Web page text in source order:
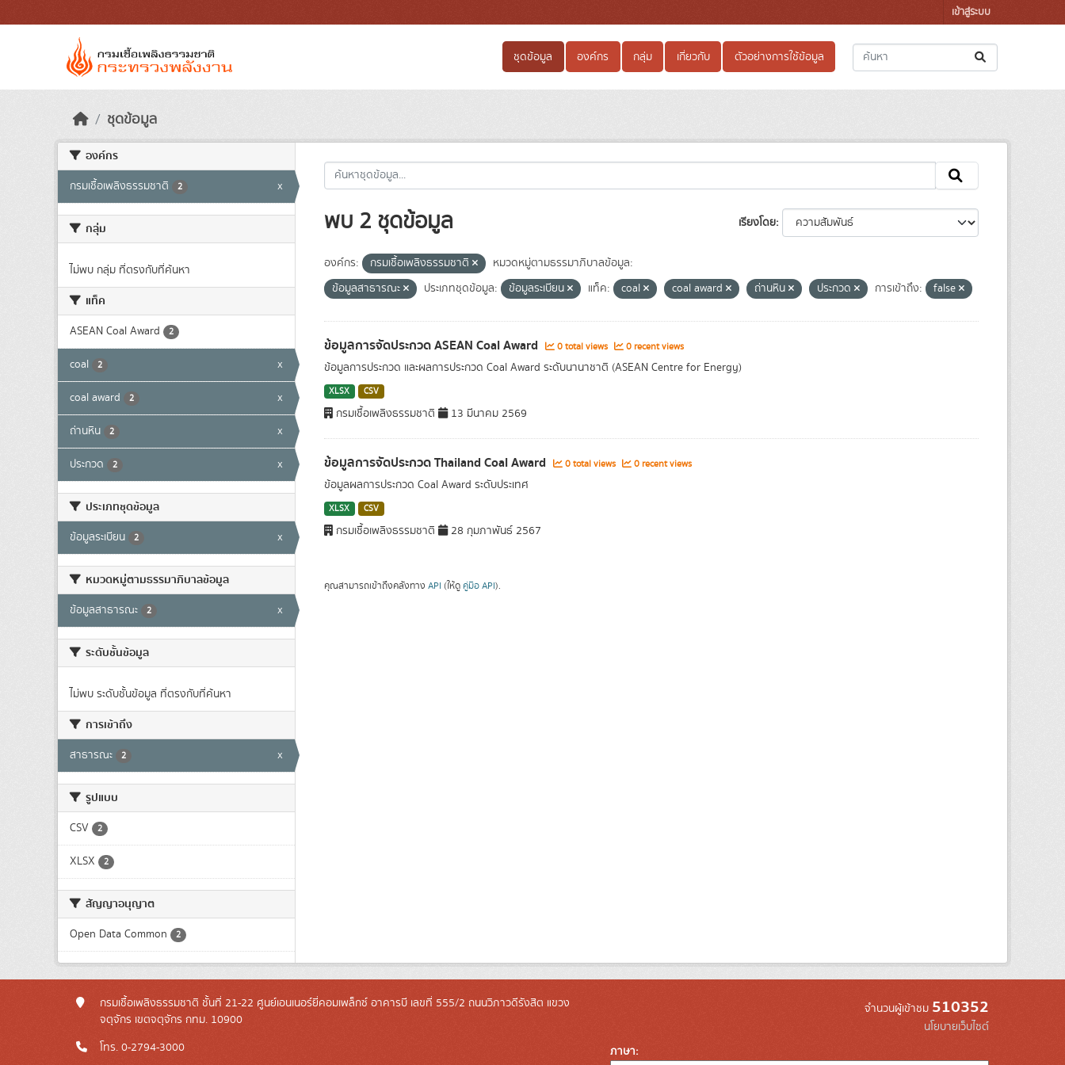
เข้าสู่ระบบ
ชุดข้อมูล องค์กร กลุ่ม เกี่ยวกับ ตัวอย่างการใช้ข้อมูล
ชุดข้อมูล
องค์กร
กรมเชื้อเพลิงธรรมชาติ 2 x
กลุ่ม
ไม่พบ กลุ่ม ที่ตรงกับที่ค้นหา
แท็ค
ASEAN Coal Award 2
coal 2 x
coal award 2 x
ถ่านหิน 2 x
ประกวด 2 x
ประเภทชุดข้อมูล
ข้อมูลระเบียน 2 x
หมวดหมู่ตามธรรมาภิบาลข้อมูล
ข้อมูลสาธารณะ 2 x
ระดับชั้นข้อมูล
ไม่พบ ระดับชั้นข้อมูล ที่ตรงกับที่ค้นหา
การเข้าถึง
สาธารณะ 2 x
รูปแบบ
CSV 2
XLSX 2
สัญญาอนุญาต
Open Data Common 2
เรียงโดย
พบ 2 ชุดข้อมูล
องค์กร: กรมเชื้อเพลิงธรรมชาติ
หมวดหมู่ตามธรรมาภิบาลข้อมูล:
ข้อมูลสาธารณะ
ประเภทชุดข้อมูล: ข้อมูลระเบียน แท็ค: coal coal award ถ่านหิน ประกวด การเข้าถึง: false
ข้อมูลการจัดประกวด ASEAN Coal Award 0 total views 0 recent views
ข้อมูลการประกวด และผลการประกวด Coal Award ระดับนานาชาติ (ASEAN Centre for Energy)
XLSX CSV
กรมเชื้อเพลิงธรรมชาติ 13 มีนาคม 2569
ข้อมูลการจัดประกวด Thailand Coal Award 0 total views 0 recent views
ข้อมูลผลการประกวด Coal Award ระดับประเทศ
XLSX CSV
กรมเชื้อเพลิงธรรมชาติ 28 กุมภาพันธ์ 2567
คุณสามารถเข้าถึงคลังทาง API (ให้ดู คู่มือ API).
กรมเชื้อเพลิงธรรมชาติ ชั้นที่ 21-22 ศูนย์เอนเนอร์ยี่คอมเพล็กซ์ อาคารบี เลขที่ 555/2 ถนนวิภาวดีรังสิต แขวง
จตุจักร เขตจตุจักร กทม. 10900
โทร. 0-2794-3000
จำนวนผู้เข้าชม 510352
นโยบายเว็บไซต์
ภาษา